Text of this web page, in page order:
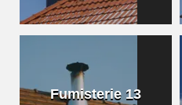
Fumisterie 13